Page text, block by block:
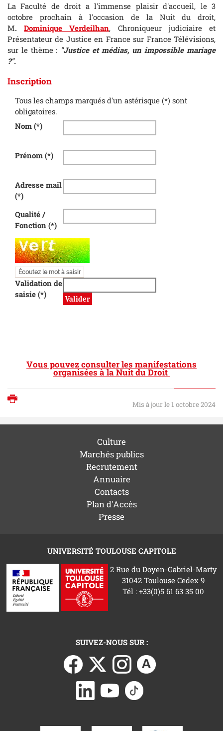
La Faculté de droit a l'immense plaisir d'accueil, le 3
octobre prochain à l'occasion de la Nuit du droit,
M.Dominique Verdeilhan, Chroniqueur judiciaire et
Présentateur de Justice en France sur France Télévisions,
sur le thème : "Justice et médias, un impossible mariage
?".
Inscription
Tous les champs marqués d'un astérisque (*) sont
obligatoires.
Nom (*)
Prénom (*)
Adresse mail
(*)
Qualité /
Fonction (*)
Champ pour les robots. Si vous êtes humains, merci de le
Écoutez le mot à saisir
Validation de
saisie (*)
Vous pouvez consulter les manifestations
organisées à la Nuit du Droit
Mis à jour le 1 octobre 2024
Culture
Marchés publics
Recrutement
Annuaire
Contacts
Plan d'Accès
Presse
UNIVERSITÉ TOULOUSE CAPITOLE
2 Rue du Doyen-Gabriel-Marty
31042 Toulouse Cedex 9
Tél : +33(0)5 61 63 35 00
SUIVEZ-NOUS SUR :